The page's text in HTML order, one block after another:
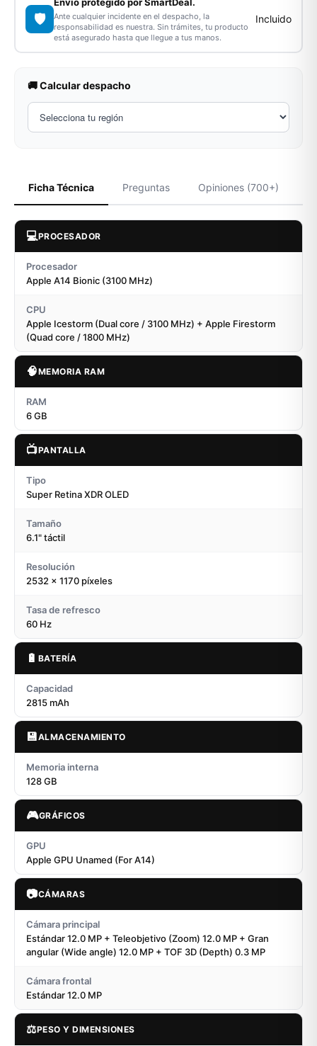
🛡️
Ante cualquier incidente en el despacho, la
responsabilidad es nuestra. Sin trámites, tu producto
está asegurado hasta que llegue a tus manos.
Incluido
🚚 Calcular despacho
Ficha Técnica Preguntas Opiniones (700+)
💻PROCESADOR
Procesador
Apple A14 Bionic (3100 MHz)
CPU
Apple Icestorm (Dual core / 3100 MHz) + Apple Firestorm
(Quad core / 1800 MHz)
🧠MEMORIA RAM
RAM
6 GB
📺PANTALLA
Tipo
Super Retina XDR OLED
Tamaño
6.1" táctil
Resolución
2532 x 1170 píxeles
Tasa de refresco
60 Hz
🔋 BATERÍA
Capacidad
2815 mAh
💾ALMACENAMIENTO
Memoria interna
128 GB
🎮GRÁFICOS
GPU
Apple GPU Unamed (For A14)
📷CÁMARAS
Cámara principal
Estándar 12.0 MP + Teleobjetivo (Zoom) 12.0 MP + Gran
angular (Wide angle) 12.0 MP + TOF 3D (Depth) 0.3 MP
Cámara frontal
Estándar 12.0 MP
⚖️PESO Y DIMENSIONES